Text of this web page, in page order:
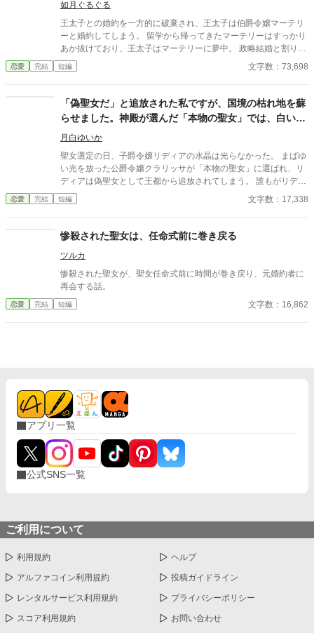
開きません。
如月ぐるぐる
王太子との婚約を一方的に破棄され、王太子は伯爵令嬢マーテリ
ーと婚約してしまう。 留学から帰ってきたマーテリーはすっかり
あか抜けており、王太子はマーテリーに夢中。 政略結婚と割り切
っていたが納得いかず、必死に説得するも、ありもしない罪をか
ぶせられ国外追放になる。 家族にも見捨てられ、頼れる人が居な
供が怪我をしたため、術を使って治療を施す。 アトリアは弱いな
がらも治癒の力がある。 子供の怪我の治癒をした時、ある男性に
目撃されて旅に付いて来てしまう。 それ以降も街で見かけた体調
の悪い人を治癒の力で回復したが、気が付くとさっきの男性がず
っとそばに付いて来る。 「ぜひ我が国へ来てほしい」 男性から誘
いを受け、行く当てもないため付いて行く。が、着いた先は祖国
ヴァルプールとは比較にならない大国メジェンヌ……の王城。
「……ん！？」
恋愛 完結 短編 文字数：73,698
「偽聖女だ」と追放された私ですが、国境の枯れ地を蘇
らせました。神殿が選んだ「本物の聖女」では、白い花
が一輪も咲かなかったそうです
月白ゆいか
聖女選定の日、子爵令嬢リディアの水晶は光らなかった。 まばゆ
い光を放った公爵令嬢クラリッサが「本物の聖女」に選ばれ、リ
ディアは偽聖女として王都から追放されてしまう。 誰もがリディ
アを偽物と決めつける中、北の国境を治めるアルノー辺境伯だけ
は、彼女が断罪の最中にも枯れかけた祭壇花へ水を与え、その葉
立派な光ではない。枯れたものへ手を伸ばせる者だ」 アルノーか
ら国境へ来ないかと誘われたリディアは、自分の力を確かめるた
め、その手を取る。 国境に広がっていたのは、長年の瘴気で灰色
に枯れた土地だった。 リディアは大きな奇跡に頼らず、住民たち
と石を拾い、水路を直し、一畝の土から再生を始める。やがてそ
少しずつ命が戻っていく。 だが神殿は、白い花を冒涜の証拠とし
れた辺境伯と土地を蘇らせ、名前と自分で選ぶ未来を取り戻す物
語。
恋愛 完結 短編 文字数：17,338
惨殺された聖女は、任命式前に巻き戻る
ツルカ
惨殺された聖女が、聖女任命式前に時間が巻き戻り、元婚約者に
再会する話。
恋愛 完結 短編 文字数：16,862
アプリ一覧
公式SNS一覧
ご利用について
利用規約 ヘルプ
アルファコイン利用規約 投稿ガイドライン
レンタルサービス利用規約 プライバシーポリシー
スコア利用規約 お問い合わせ